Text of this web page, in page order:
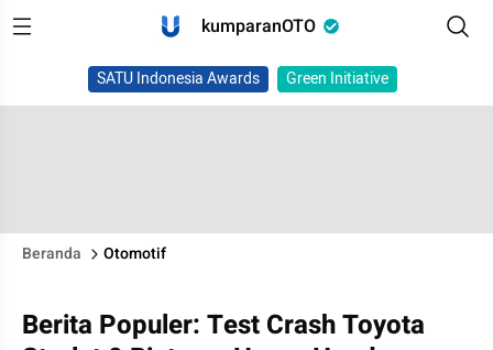
kumparanOTO
SATU Indonesia Awards Green Initiative
Beranda Otomotif
Berita Populer: Test Crash Toyota